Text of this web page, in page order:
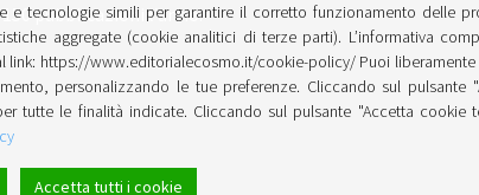
pubblicazioni l’anno.
e tecnologie simili per garantire il corretto funzionamento delle
aggregate (cookie analitici di terze parti). L’informativa
link: https://www.editorialecosmo.it/cookie-policy/ Puoi
personalizzando le tue preferenze. Cliccando sul pulsante
tutte le finalità indicate. Cliccando sul pulsante "Accetta cookie
Accetta tutti i cookie